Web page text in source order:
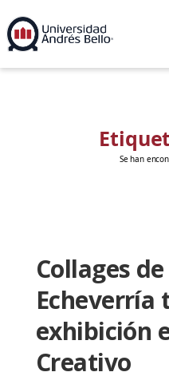
Se han
Collages
Echeverría
exhibición
Creativo